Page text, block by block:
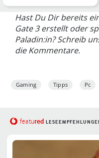
Highlights sind wir
besond…
Hast Du Dir bereits
Gate 3 erstellt oder
Paladin:in? Schreib
die Kommentare.
Gaming Tipps Pc
featured